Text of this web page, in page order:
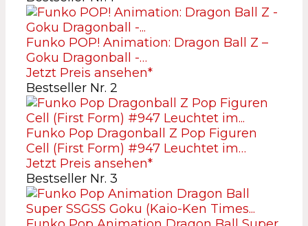
Funko POP! Animation: Dragon Ball Z –
Goku Dragonball -…
Jetzt Preis ansehen*
Bestseller Nr. 2
Funko Pop Dragonball Z Pop Figuren
Cell (First Form) #947 Leuchtet im…
Jetzt Preis ansehen*
Bestseller Nr. 3